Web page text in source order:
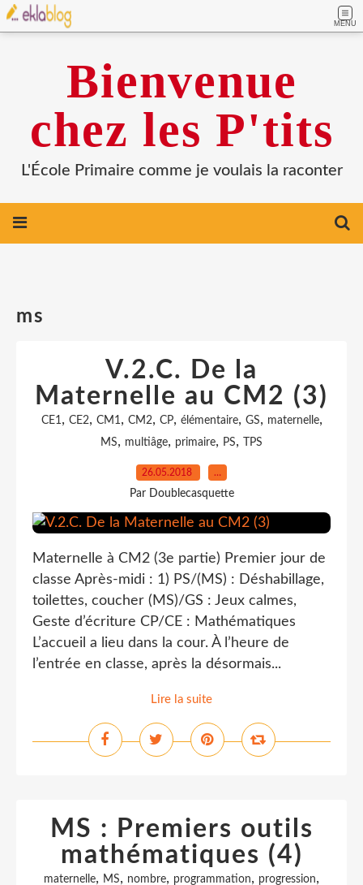
MENU
Bienvenue
chez les P'tits
L'École Primaire comme je voulais la raconter
ms
V.2.C. De la
Maternelle au CM2 (3)
CE1, CE2, CM1, CM2, CP, élémentaire, GS, maternelle,
MS, multiâge, primaire, PS, TPS
26.05.2018 …
Par Doublecasquette
Maternelle à CM2 (3e partie) Premier jour de
classe Après-midi : 1) PS/(MS) : Déshabillage,
toilettes, coucher (MS)/GS : Jeux calmes,
Geste d’écriture CP/CE : Mathématiques
L’accueil a lieu dans la cour. À l’heure de
l’entrée en classe, après la désormais...
Lire la suite
MS : Premiers outils
mathématiques (4)
maternelle, MS, nombre, programmation, progression,